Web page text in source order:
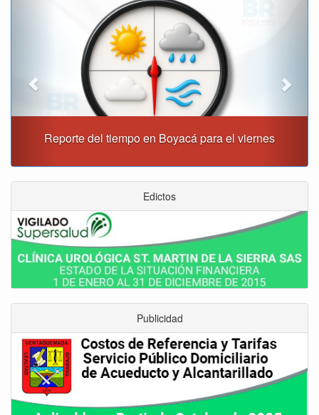
Reporte del tiempo en Boyacá para el viernes
Edictos
Publicidad